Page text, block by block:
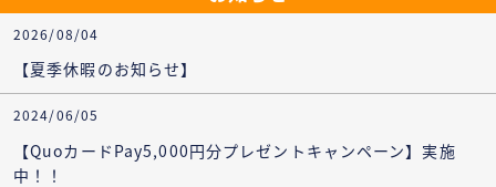
2026/08/04
【夏季休暇のお知らせ】
2024/06/05
【QuoカードPay5,000円分プレゼントキャンペーン】実施
中！！